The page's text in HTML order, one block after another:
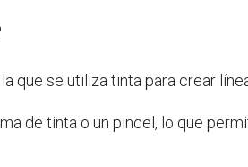
que se utiliza tinta para crear
de tinta o un pincel, lo que